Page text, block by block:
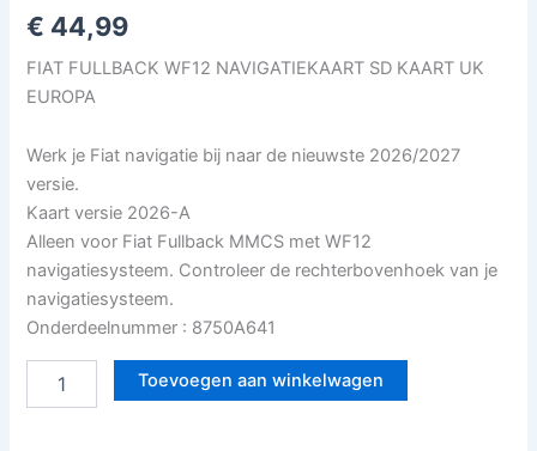
€ 44,99
FIAT FULLBACK WF12 NAVIGATIEKAART SD KAART UK
EUROPA
Werk je Fiat navigatie bij naar de nieuwste 2026/2027
versie.
Kaart versie 2026-A
Alleen voor Fiat Fullback MMCS met WF12
navigatiesysteem. Controleer de rechterbovenhoek van je
navigatiesysteem.
Onderdeelnummer : 8750A641
Toevoegen aan winkelwagen